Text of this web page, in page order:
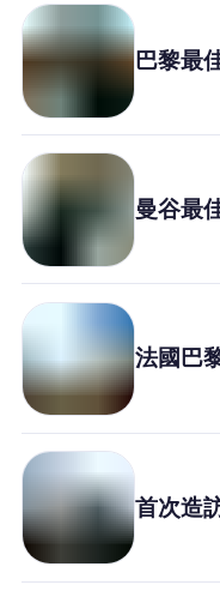
使用 eSIM
企業用戶
巴黎最
曼谷最
法國巴
首次造